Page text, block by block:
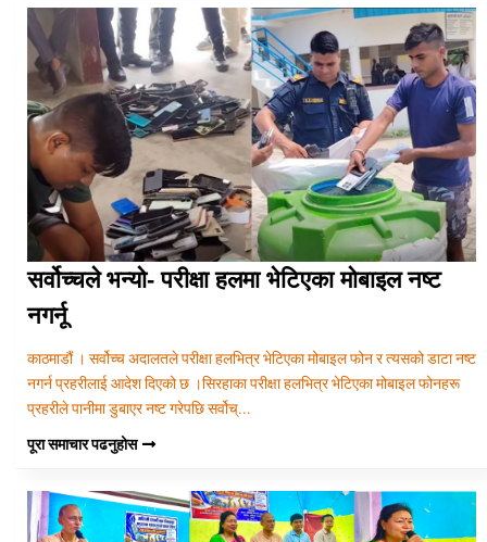
सर्वोच्चले भन्यो- परीक्षा हलमा भेटिएका मोबाइल नष्ट
नगर्नू
काठमाडौं । सर्वोच्च अदालतले परीक्षा हलभित्र भेटिएका मोबाइल फोन र त्यसको डाटा नष्ट
नगर्न प्रहरीलाई आदेश दिएको छ ।सिरहाका परीक्षा हलभित्र भेटिएका मोबाइल फोनहरू
प्रहरीले पानीमा डुबाएर नष्ट गरेपछि सर्वोच्...
पूरा समाचार पढनुहोस